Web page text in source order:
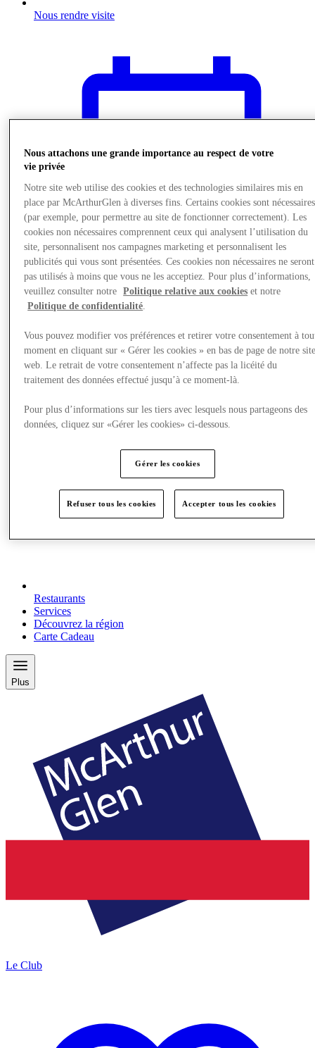
Nous rendre visite
Actualités
Restaurants
Services
Découvrez la région
Carte Cadeau
Plus
Le Club
Nous attachons une grande importance au respect de votre
vie privée
Notre site web utilise des cookies et des technologies similaires mis en
place par McArthurGlen à diverses fins. Certains cookies sont nécessaires
(par exemple, pour permettre au site de fonctionner correctement). Les
cookies non nécessaires comprennent ceux qui analysent l’utilisation du
site, personnalisent nos campagnes marketing et personnalisent les
publicités qui vous sont présentées. Ces cookies non nécessaires ne seront
pas utilisés à moins que vous ne les acceptiez. Pour plus d’informations,
veuillez consulter notre
Politique relative aux cookies et notre
Politique de confidentialité.
Vous pouvez modifier vos préférences et retirer votre consentement à
moment en cliquant sur « Gérer les cookies » en bas de page de notre
web. Le retrait de votre consentement n’affecte pas la licéité du
traitement des données effectué jusqu’à ce moment-là.
Pour plus d’informations sur les tiers avec lesquels nous partageons des
données, cliquez sur «Gérer les cookies» ci-dessous.
Gérer les cookies
Refuser tous les cookies Accepter tous les cookies